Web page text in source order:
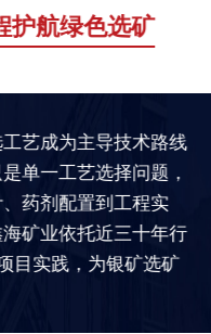
护航绿色选矿
艺成为主导技术路线
单一工艺选择问题，
药剂配置到工程实
矿业依托近三十年行
目实践，为银矿选矿